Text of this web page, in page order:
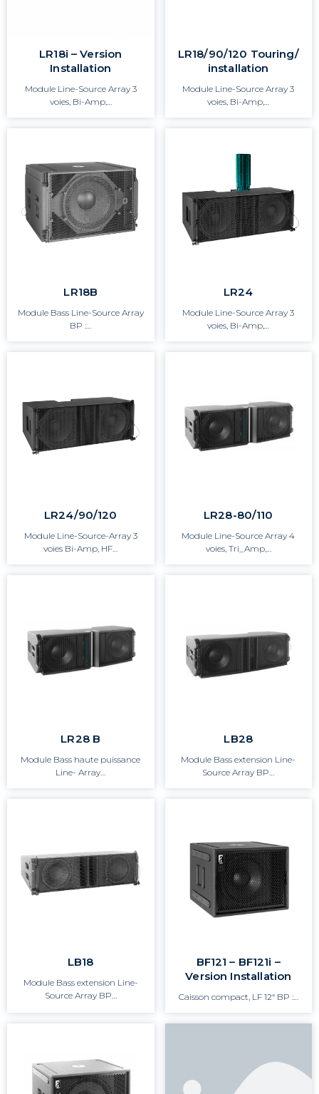
LR18i – Version
Installation
Module Line-Source Array 3
voies, Bi-Amp,…
LR18/90/120 Touring/
installation
Module Line-Source Array 3
voies, Bi-Amp,…
LR18B
Module Bass Line-Source Array
BP :…
LR24
Module Line-Source Array 3
voies, Bi-Amp,…
LR24/90/120
Module Line-Source-Array 3
voies Bi-Amp, HF…
LR28-80/110
Module Line-Source Array 4
voies, Tri_Amp,…
LR28 B
Module Bass haute puissance
Line- Array…
LB28
Module Bass extension Line-
Source Array BP…
LB18
Module Bass extension Line-
Source Array BP…
BF121 – BF121i –
Version Installation
Caisson compact, LF 12“ BP :…